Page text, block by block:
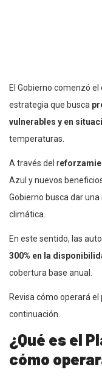
El Gobierno comenzó
estrategia que busca
vulnerables y en
temperaturas.
A través del r
Azul y nuevos
Gobierno busca dar
climática.
En este sentido, las
300% en la
cobertura base anual.
Revisa cómo operará
continuación.
¿Qué es el
cómo